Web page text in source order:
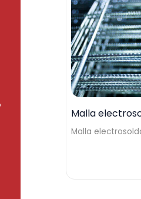
Malla
Malla